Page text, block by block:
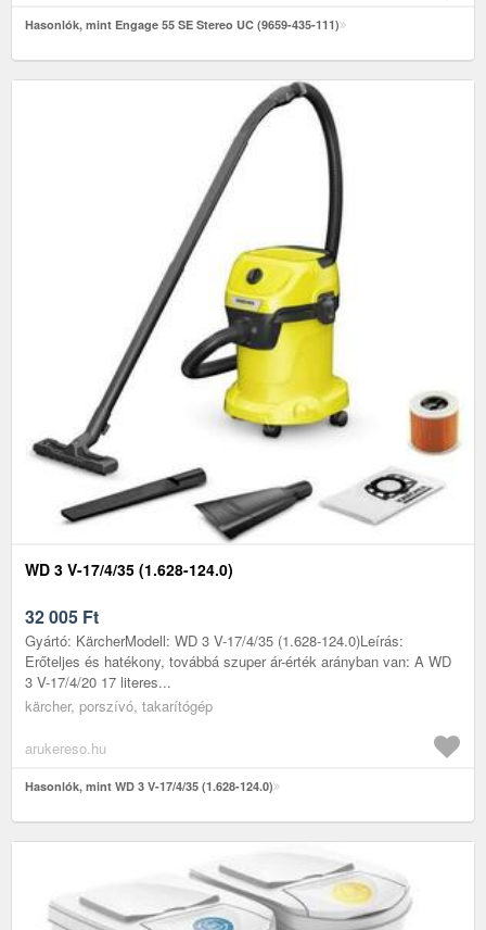
Hasonlók, mint Engage 55 SE Stereo UC (9659-435-111)
WD 3 V-17/4/35 (1.628-124.0)
32 005 Ft
Gyártó: KärcherModell: WD 3 V-17/4/35 (1.628-124.0)Leírás:
Erőteljes és hatékony, továbbá szuper ár-érték arányban van: A WD
3 V-17/4/20 17 literes...
kärcher, porszívó, takarítógép
arukereso.hu
Hasonlók, mint WD 3 V-17/4/35 (1.628-124.0)